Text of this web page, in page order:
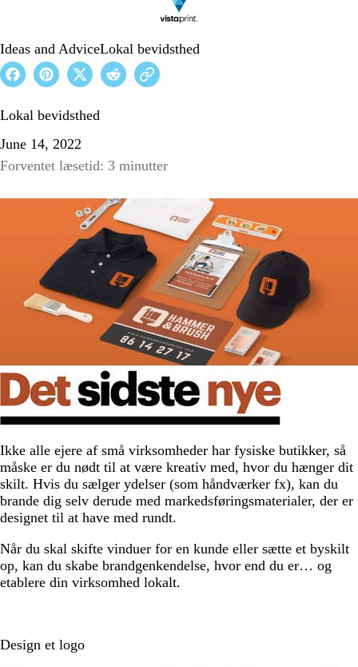
Ideas and AdviceLokal bevidsthed
Lokal bevidsthed
June 14, 2022
Forventet læsetid: 3 minutter
Ikke alle ejere af små virksomheder har fysiske butikker, så
måske er du nødt til at være kreativ med, hvor du hænger dit
skilt. Hvis du sælger ydelser (som håndværker fx), kan du
brande dig selv derude med markedsføringsmaterialer, der er
designet til at have med rundt.
Når du skal skifte vinduer for en kunde eller sætte et byskilt
op, kan du skabe brandgenkendelse, hvor end du er… og
etablere din virksomhed lokalt.
Design et logo